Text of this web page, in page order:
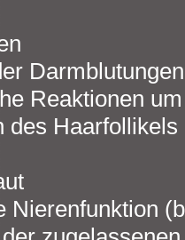
Darmblutungen
Reaktionen
des Haarfollikels
Nierenfunktion